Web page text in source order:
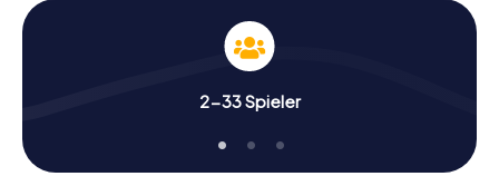
2-33 Spieler